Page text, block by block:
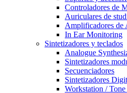
Controladores de
Auriculares de
Amplificadores de
In Ear Monitoring
Sintetizadores y teclados
Analogue
Sintetizadores
Secuenciadores
Sintetizadores
Workstation / Tone